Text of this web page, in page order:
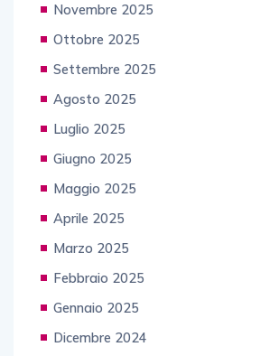
Novembre 2025
Ottobre 2025
Settembre 2025
Agosto 2025
Luglio 2025
Giugno 2025
Maggio 2025
Aprile 2025
Marzo 2025
Febbraio 2025
Gennaio 2025
Dicembre 2024